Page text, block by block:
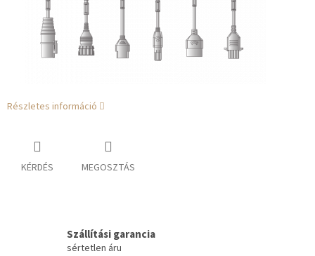
Részletes információ
KÉRDÉS MEGOSZTÁS
Szállítási garancia
sértetlen áru